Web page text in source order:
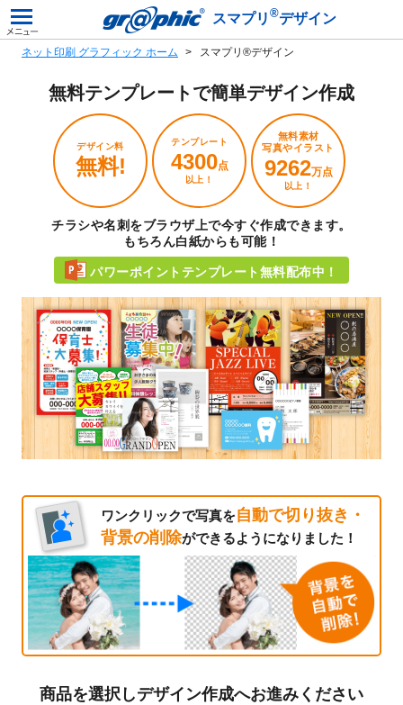
スマプリ ®デザイン
ネット印刷 グラフィック ホーム スマプリ®デザイン
無料テンプレートで簡単デザイン作成
デザイン料
無料!
テンプレート
4300点
以上！
無料素材
写真やイラスト
9262万点
以上！
チラシや名刺をブラウザ上で今すぐ作成できます。
もちろん白紙からも可能！
パワーポイントテンプレート無料配布中！
ワンクリックで写真を自動で切り抜き・
背景の削除ができるようになりました！
商品を選択しデザイン作成へお進みください